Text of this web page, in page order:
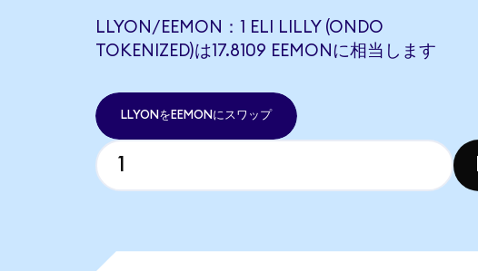
LLYON/EEMON：1 ELI LILLY (ONDO
TOKENIZED)は17.8109 EEMONに相当します
LLYONをEEMONにスワップ